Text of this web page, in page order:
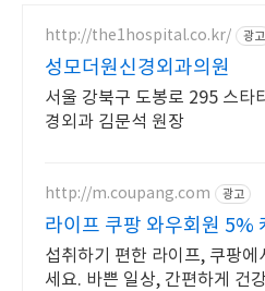
http://the1hospital.co.kr/ 광고
성모더원신경외과의원
서울 강북구 도봉로 295 스타
경외과 김문석 원장
http://m.coupang.com 광고
라이프 쿠팡 와우회원 5%
섭취하기 편한 라이프, 쿠팡
세요. 바쁜 일상, 간편하게 건